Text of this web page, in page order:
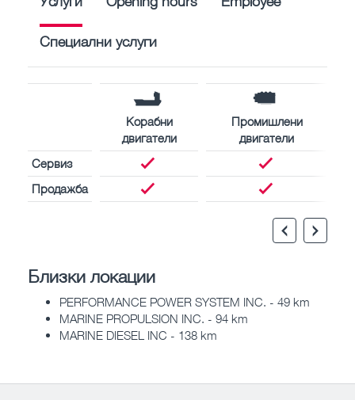
Специални услуги
Корабни
двигатели
Промишлени
двигатели
Сервиз
Продажба
Близки локации
PERFORMANCE POWER SYSTEM INC. - 49 km
MARINE PROPULSION INC. - 94 km
MARINE DIESEL INC - 138 km